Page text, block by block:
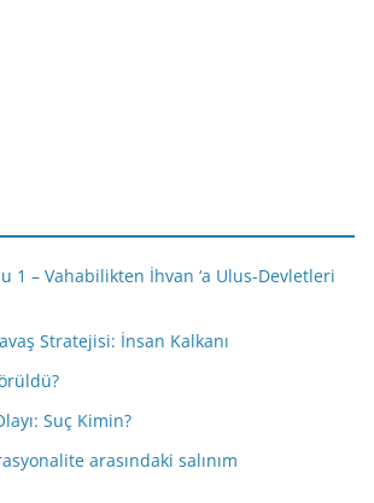
1 – Vahabilikten İhvan ‘a Ulus-Devletleri
Stratejisi: İnsan Kalkanı
Suç Kimin?
arasındaki salınım